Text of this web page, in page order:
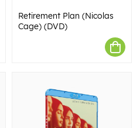
Retirement Plan (Nicolas
Cage) (DVD)